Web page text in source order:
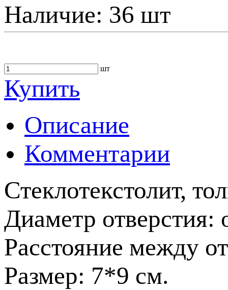
Наличие: 36 шт
шт
Купить
Описание
Комментарии
Стеклотекстолит,
Диаметр отверстия:
Расстояние между
Размер: 7*9 см.